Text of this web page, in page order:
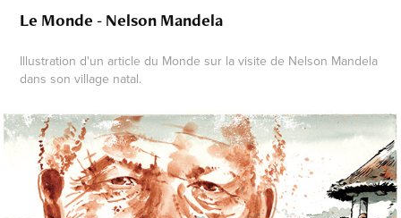
Le Monde - Nelson Mandela
Illustration d'un article du Monde sur la visite de Nelson Mandela
dans son village natal.